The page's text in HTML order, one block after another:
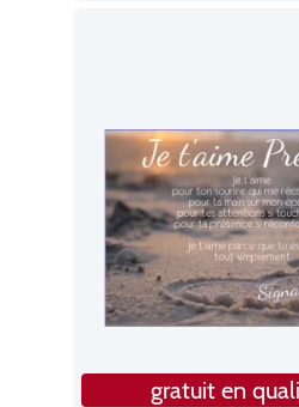
gratuit en